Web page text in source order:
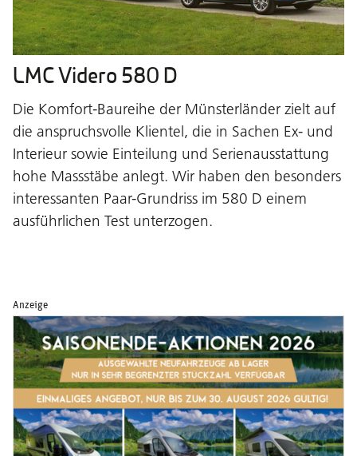
LMC Videro 580 D
Die Komfort-Baureihe der Münsterländer zielt auf
die anspruchsvolle Klientel, die in Sachen Ex- und
Interieur sowie Einteilung und Serienausstattung
hohe Massstäbe anlegt. Wir haben den besonders
interessanten Paar-Grundriss im 580 D einem
ausführlichen Test unterzogen.
Anzeige